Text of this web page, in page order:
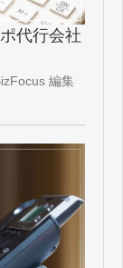
代行会社
編集